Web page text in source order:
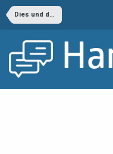
Dies und das